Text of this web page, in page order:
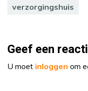
verzorgingshuis
Geef een
U moet inloggen om